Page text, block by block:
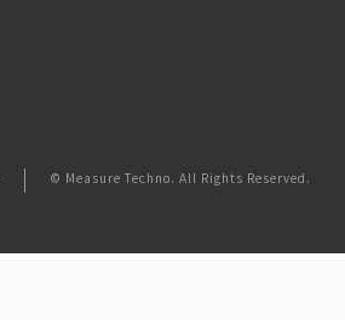
© Measure Techno. All Rights Reserved.